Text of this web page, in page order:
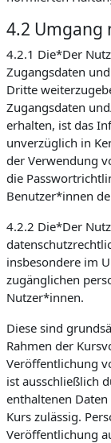
4.2 Umgang
4.2.1 Die*Der
Zugangsdaten
Dritte
Zugangsdaten
erhalten, ist das
unverzüglich in
der Verwendung
die
Benutzer*innen
4.2.2 Die*Der
insbesondere im
zugänglichen
Nutzer*innen.
Diese sind
Rahmen der
Veröffentlichung
ist ausschließlich
enthaltenen
Kurs zulässig.
Veröffentlichung